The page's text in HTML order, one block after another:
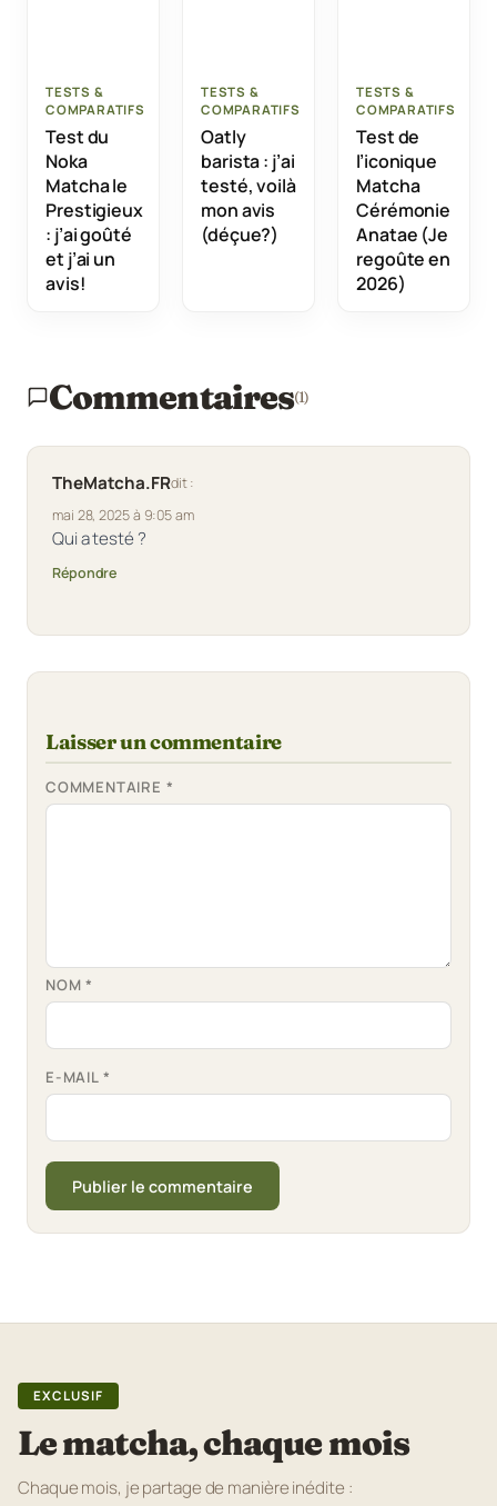
TESTS &
COMPARATIFS
Test du
Noka
Matcha le
Prestigieux
: j’ai goûté
et j’ai un
avis!
TESTS &
COMPARATIFS
Oatly
barista : j’ai
testé, voilà
mon avis
(déçue?)
TESTS &
COMPARATIFS
Test de
l’iconique
Matcha
Cérémonie
Anatae (Je
regoûte en
2026)
Commentaires(1)
TheMatcha.FRdit :
mai 28, 2025 à 9:05 am
Qui a testé ?
Répondre
Laisser un commentaire
COMMENTAIRE *
NOM*
E-MAIL *
EXCLUSIF
Le matcha, chaque mois
Chaque mois, je partage de manière inédite :